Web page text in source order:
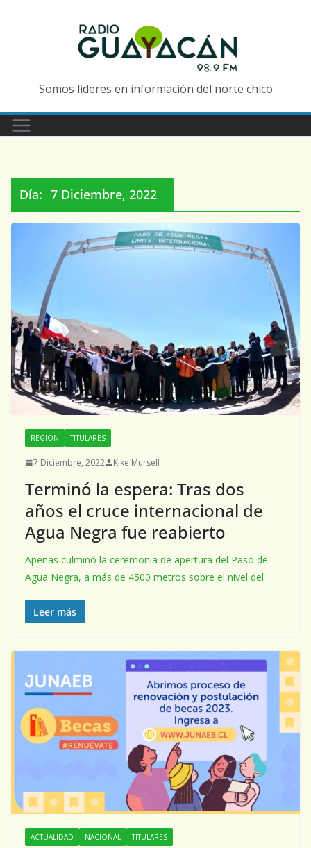
Somos lideres en información del norte chico
Día: 7 Diciembre, 2022
REGIÓN TITULARES
7 Diciembre, 2022 Kike Mursell
Terminó la espera: Tras dos
años el cruce internacional de
Agua Negra fue reabierto
Apenas culminó la ceremonia de apertura del Paso de
Agua Negra, a más de 4500 metros sobre el nivel del
Leer más
ACTUALIDAD NACIONAL TITULARES